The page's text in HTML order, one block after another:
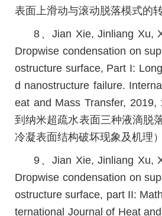
表面上滑动与滚动脱落模式的
8、Jian Xie, Jinliang Xu,
Dropwise condensation on
ostructure surface, Part I:
d nanostructure failure.
eat and Mass Transfer,
到纳米超疏水表面三种液滴脱
冷凝表面结构破坏现象及机理）
9、Jian Xie, Jinliang Xu,
Dropwise condensation on
ostructure surface, part II:
ternational Journal of Heat